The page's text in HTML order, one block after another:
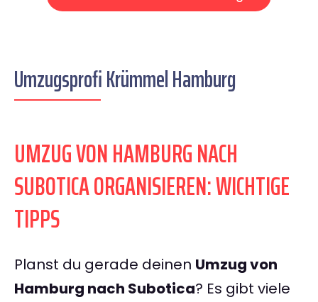
Umzugsprofi Krümmel Hamburg
UMZUG VON HAMBURG NACH
SUBOTICA ORGANISIEREN: WICHTIGE
TIPPS
Planst du gerade deinen Umzug von
Hamburg nach Subotica? Es gibt viele